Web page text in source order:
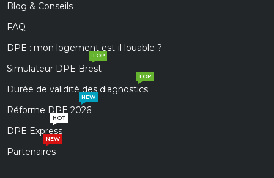
Blog & Conseils
FAQ
DPE : mon logement est-il louable ?
Simulateur DPE Brest
TOP
Durée de validité des diagnostics
TOP
Réforme DPE 2026
NEW
DPE Express
HOT
Partenaires
NEW